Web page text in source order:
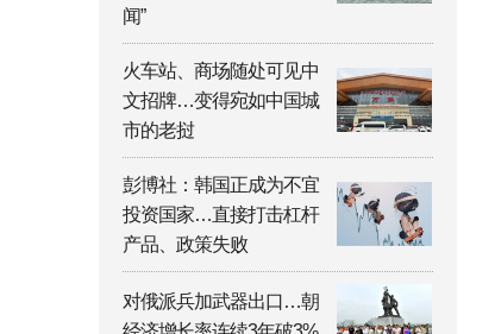
闻”
火车站、商场随处可见中
文招牌…变得宛如中国城
市的老挝
彭博社：韩国正成为不宜
投资国家…直接打击杠杆
产品、政策失败
对俄派兵加武器出口…朝